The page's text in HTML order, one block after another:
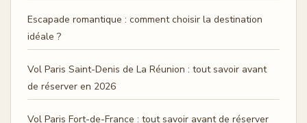
Escapade romantique : comment choisir la destination
idéale ?
Vol Paris Saint-Denis de La Réunion : tout savoir avant
de réserver en 2026
Vol Paris Fort-de-France : tout savoir avant de réserver